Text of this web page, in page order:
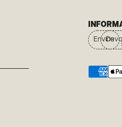
Envíos